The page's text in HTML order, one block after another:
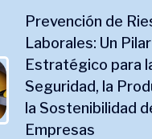
Prevención de
Laborales: Un Pilar
Estratégico para
Seguridad, la
la Sostenibilidad
Empresas